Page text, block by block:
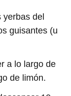
yerbas del
guisantes (u
a lo largo de
de limón.